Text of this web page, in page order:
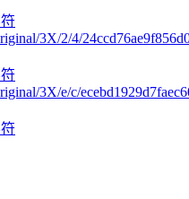
3X/2/4/
3X/e/c/